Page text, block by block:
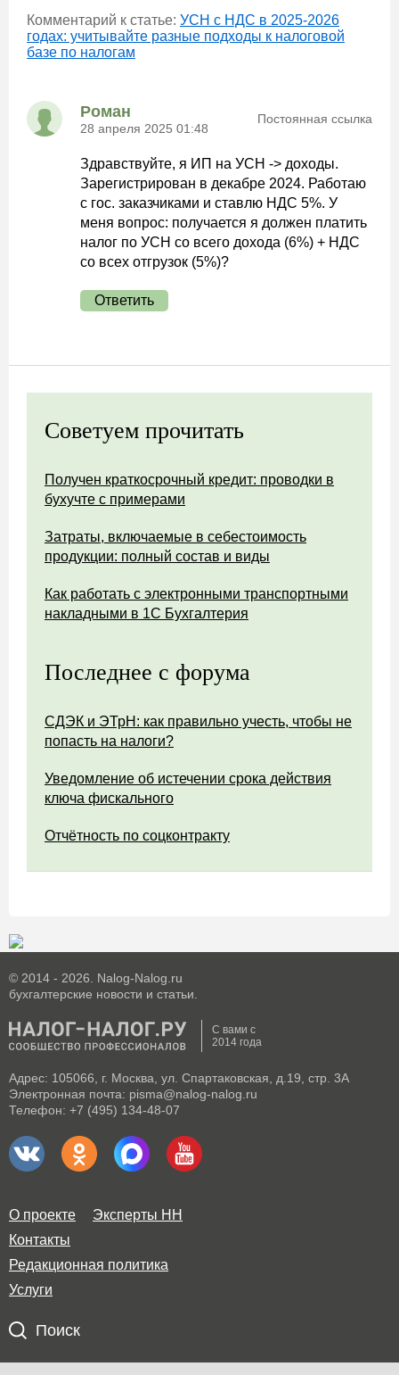
Комментарий к статье: УСН с НДС в 2025-2026
годах: учитывайте разные подходы к налоговой
базе по налогам
Роман
28 апреля 2025 01:48
Постоянная ссылка
Здравствуйте, я ИП на УСН -> доходы.
Зарегистрирован в декабре 2024. Работаю
с гос. заказчиками и ставлю НДС 5%. У
меня вопрос: получается я должен платить
налог по УСН со всего дохода (6%) + НДС
со всех отгрузок (5%)?
Ответить
Советуем прочитать
Получен краткосрочный кредит: проводки в
бухучте с примерами
Затраты, включаемые в себестоимость
продукции: полный состав и виды
Как работать с электронными транспортными
накладными в 1С Бухгалтерия
Последнее с форума
СДЭК и ЭТрН: как правильно учесть, чтобы не
попасть на налоги?
Уведомление об истечении срока действия
ключа фискального
Отчётность по соцконтракту
© 2014 - 2026. Nalog-Nalog.ru
бухгалтерские новости и статьи.
С вами с
2014 года
Адрес: 105066, г. Москва, ул. Спартаковская, д.19, стр. 3А
Электронная почта: pisma@nalog-nalog.ru
Телефон: +7 (495) 134-48-07
О проекте
Эксперты НН
Контакты
Редакционная политика
Услуги
Поиск